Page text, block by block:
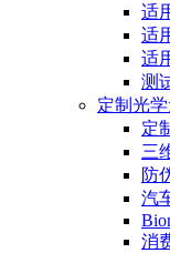
适
适
适
测
定制光
定
三
防
汽
消